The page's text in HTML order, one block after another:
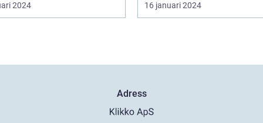
2024 16 januari 2024
Adress